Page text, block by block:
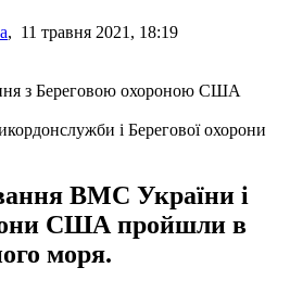
, 11 травня 2021, 18:19
і Берегової охорони
ВМС України і
США пройшли в
моря.